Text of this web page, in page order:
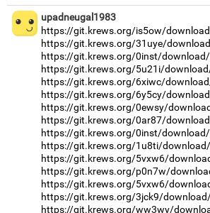
upadneugal1983
https://git.krews.org/is5ow/
https://git.krews.org/31uye/
https://git.krews.org/0inst/
https://git.krews.org/5u21i/
https://git.krews.org/6xiwc/
https://git.krews.org/6y5cy/
https://git.krews.org/0ewsy/
https://git.krews.org/0ar87/
https://git.krews.org/0inst/
https://git.krews.org/1u8ti/
https://git.krews.org/5vxw6/
https://git.krews.org/p0n7w/
https://git.krews.org/5vxw6/
https://git.krews.org/3jck9/
https://git.krews.org/ww3wy/